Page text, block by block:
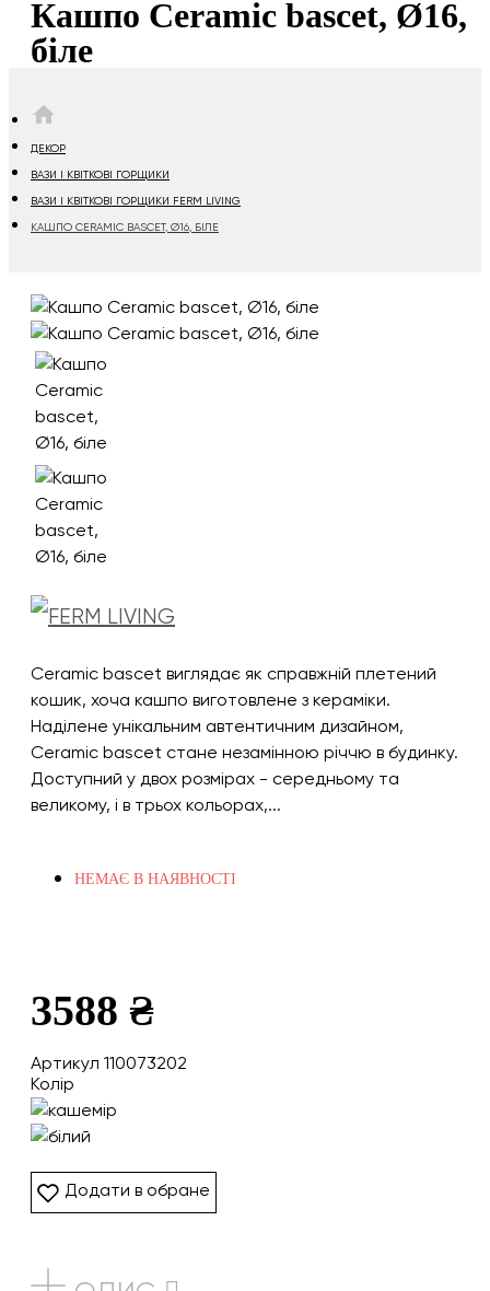
Кашпо Ceramic bascet, Ø16,
біле
ДЕКОР
ВАЗИ І КВІТКОВІ ГОРЩИКИ
ВАЗИ І КВІТКОВІ ГОРЩИКИ FERM LIVING
КАШПО CERAMIC BASCET, Ø16, БІЛЕ
Ceramic bascet виглядає як справжній плетений
кошик, хоча кашпо виготовлене з кераміки.
Наділене унікальним автентичним дизайном,
Ceramic bascet стане незамінною річчю в будинку.
Доступний у двох розмірах - середньому та
великому, і в трьох кольорах,...
НЕМАЄ В НАЯВНОСТІ
3588 ₴
Артикул 110073202
Колір
Додати в обране